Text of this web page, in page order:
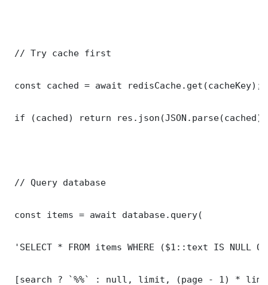
// Try cache first
const cached = await redisCache.get(cacheKey);
if (cached) return
// Query database
const items = await database.query(
'SELECT * FROM items WHERE ($1::text IS NULL
[search ? `%%` : null, limit, (page - 1) *